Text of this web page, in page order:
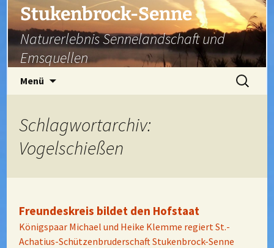
Zum
Inhalt
springen
Stukenbrock-Senne
Naturerlebnis Sennelandschaft und
Emsquellen
Menü
Suchen
nach:
Schlagwortarchiv:
Vogelschießen
Freundeskreis bildet den Hofstaat
Königspaar Michael und Heike Klemme regiert St.-
Achatius-Schützenbruderschaft Stukenbrock-Senne